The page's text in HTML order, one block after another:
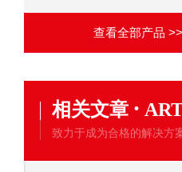
查看全部产品 >>
相关文章 ·
致力于成为合格的解决方